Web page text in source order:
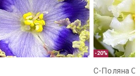
-20%
С-Поляна